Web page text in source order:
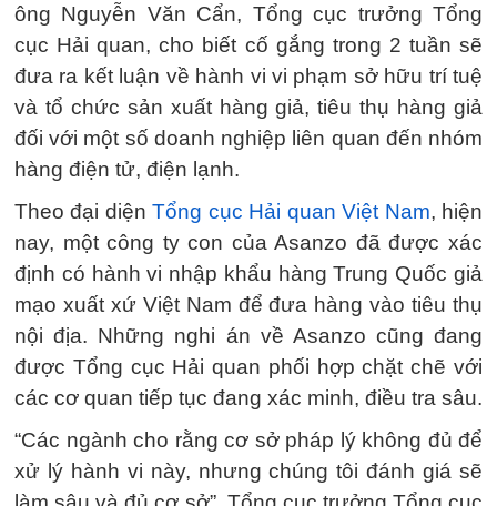
ông Nguyễn Văn Cẩn, Tổng cục trưởng Tổng
cục Hải quan, cho biết cố gắng trong 2 tuần sẽ
đưa ra kết luận về hành vi vi phạm sở hữu trí tuệ
và tổ chức sản xuất hàng giả, tiêu thụ hàng giả
đối với một số doanh nghiệp liên quan đến nhóm
hàng điện tử, điện lạnh.
Theo đại diệnTổng cục Hải quan Việt Nam, hiện
nay, một công ty con của Asanzo đã được xác
định có hành vi nhập khẩu hàng Trung Quốc giả
mạo xuất xứ Việt Nam để đưa hàng vào tiêu thụ
nội địa. Những nghi án về Asanzo cũng đang
được Tổng cục Hải quan phối hợp chặt chẽ với
các cơ quan tiếp tục đang xác minh, điều tra sâu.
“Các ngành cho rằng cơ sở pháp lý không đủ để
xử lý hành vi này, nhưng chúng tôi đánh giá sẽ